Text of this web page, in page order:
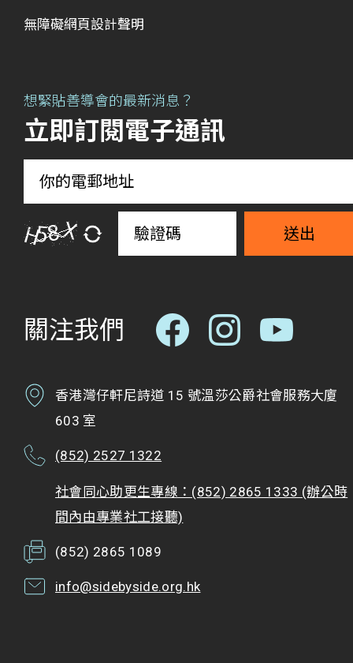
無障礙網頁設計聲明
想緊貼善導會的最新消息？
立即訂閱電子通訊
送出
關注我們
香港灣仔軒尼詩道 15 號溫莎公爵社會服務大廈
603 室
(852) 2527 1322
社會同心助更生專線：(852) 2865 1333 (辦公時
間內由專業社工接聽)
(852) 2865 1089
info@sidebyside.org.hk